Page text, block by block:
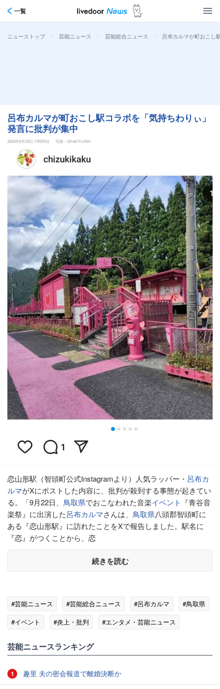
一覧
ニューストップ > 芸能ニュース > 芸能総合ニュース > 呂布カルマが町おこし
呂布カルマが町おこし駅コラボを「気持ちわりぃ」
発言に批判が集中
2024年9月23日 17時50分 写真：Smart FLASH
恋山形駅（智頭町公式Instagramより）人気ラッパー・ 呂布カ
ルマがXにポストした内容に、批判が殺到する事態が起きてい
る。「9月22日、 鳥取県でおこなわれた音楽イベント 『青谷音
楽祭』に出演した呂布カルマさんは、 鳥取県八頭郡智頭町に
ある『恋山形駅』に訪れたことをXで報告しました。駅名に
『恋』がつくことから、恋
続きを読む
#芸能ニュース #芸能総合ニュース #呂布カルマ
#鳥取県
#イベント
#炎上・批判
#エンタメ・芸能ニュース
芸能ニュースランキング
1 趣里 夫の密会報道で離婚決断か